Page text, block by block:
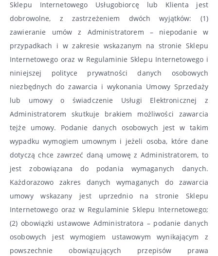
Sklepu Internetowego Usługobiorcę lub Klienta jest
dobrowolne, z zastrzeżeniem dwóch wyjątków: (1)
zawieranie umów z Administratorem – niepodanie w
przypadkach i w zakresie wskazanym na stronie Sklepu
Internetowego oraz w Regulaminie Sklepu Internetowego i
niniejszej polityce prywatności danych osobowych
niezbędnych do zawarcia i wykonania Umowy Sprzedaży
lub umowy o świadczenie Usługi Elektronicznej z
Administratorem skutkuje brakiem możliwości zawarcia
tejże umowy. Podanie danych osobowych jest w takim
wypadku wymogiem umownym i jeżeli osoba, które dane
dotyczą chce zawrzeć daną umowę z Administratorem, to
jest zobowiązana do podania wymaganych danych.
Każdorazowo zakres danych wymaganych do zawarcia
umowy wskazany jest uprzednio na stronie Sklepu
Internetowego oraz w Regulaminie Sklepu Internetowego;
(2) obowiązki ustawowe Administratora – podanie danych
osobowych jest wymogiem ustawowym wynikającym z
powszechnie obowiązujących przepisów prawa